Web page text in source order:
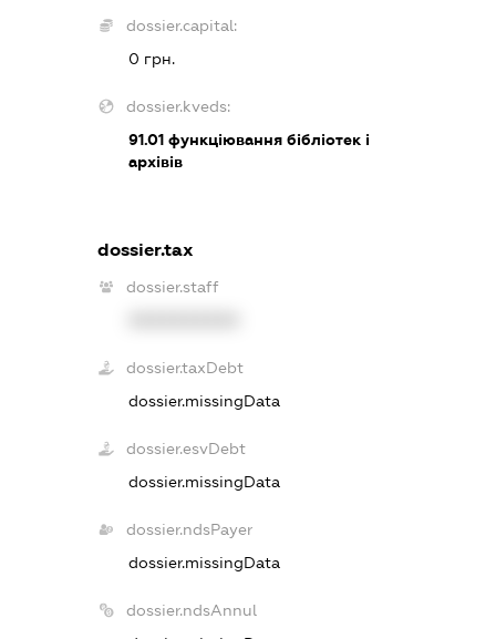
dossier.capital:
0 грн.
dossier.kveds:
91.01 функціювання бібліотек і
архівів
dossier.tax
dossier.staff
dossier.taxDebt
dossier.missingData
dossier.esvDebt
dossier.missingData
dossier.ndsPayer
dossier.missingData
dossier.ndsAnnul